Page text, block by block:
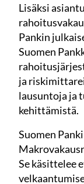
Lisäksi
Pankin
Suomen
ja
lausuntoja ja
kehittämistä.
Suomen
Se käsittelee